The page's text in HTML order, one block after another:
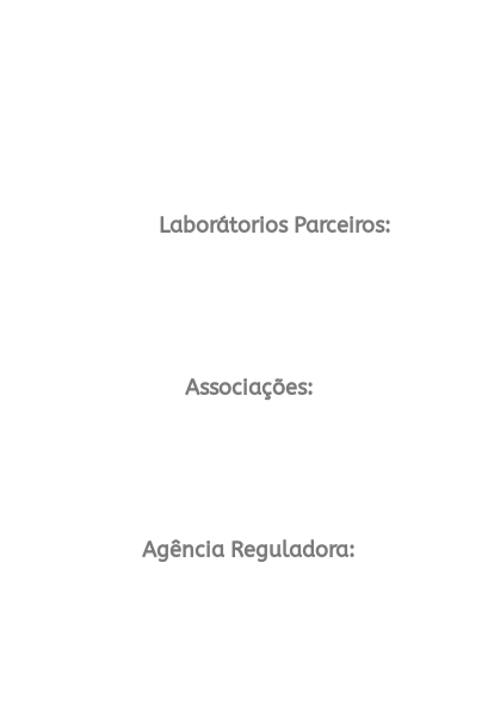
Laborátorios Parceiros:
Associações:
Agência Reguladora: